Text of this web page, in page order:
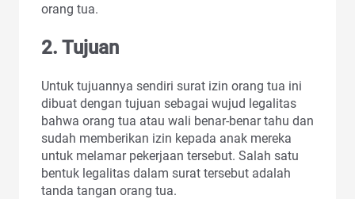
orang tua.
2. Tujuan
Untuk tujuannya sendiri surat izin orang tua ini
dibuat dengan tujuan sebagai wujud legalitas
bahwa orang tua atau wali benar-benar tahu dan
sudah memberikan izin kepada anak mereka
untuk melamar pekerjaan tersebut. Salah satu
bentuk legalitas dalam surat tersebut adalah
tanda tangan orang tua.